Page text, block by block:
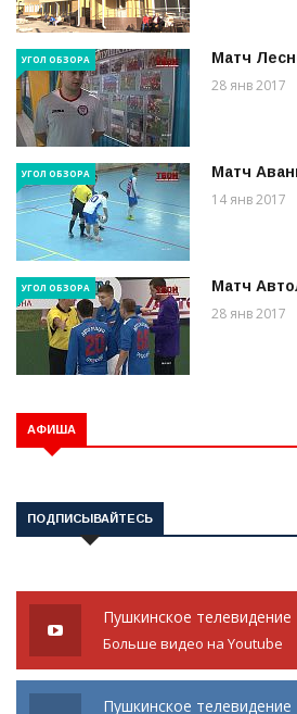
УГОЛ ОБЗОРА Матч
28 янв 2017
УГОЛ ОБЗОРА Матч
14 янв 2017
УГОЛ ОБЗОРА Матч
28 янв 2017
АФИША
ПОДПИСЫВАЙТЕСЬ
Пушкинское телевидение
Больше видео на Youtube
Пушкинское телевидение